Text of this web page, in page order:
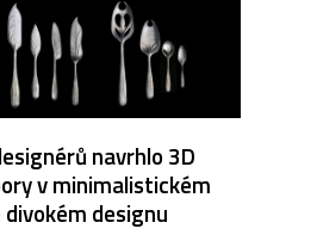
navrhlo 3D
v minimalistickém
divokém designu